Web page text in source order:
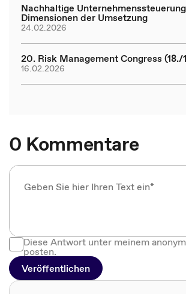
Nachhaltige
Dimensionen der Umsetzung
24.02.2026
20. Risk Management Congress
16.02.2026
0 Kommentare
Diese Antwort unter meinem
posten.
Veröffentlichen